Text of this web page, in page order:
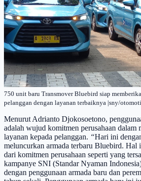
750 unit baru Transmover Bluebird siap
pelanggan dengan layanan terbaiknya |sny/
Menurut Adrianto Djokosoetono,
adalah wujud komitmen perusahaan dalam
layanan kepada pelanggan. “Hari ini
meluncurkan armada terbaru Bluebird. Hal
dari komitmen perusahaan seperti yang
kampanye SNI (Standar Nyaman
dengan penggunaan armada baru dan